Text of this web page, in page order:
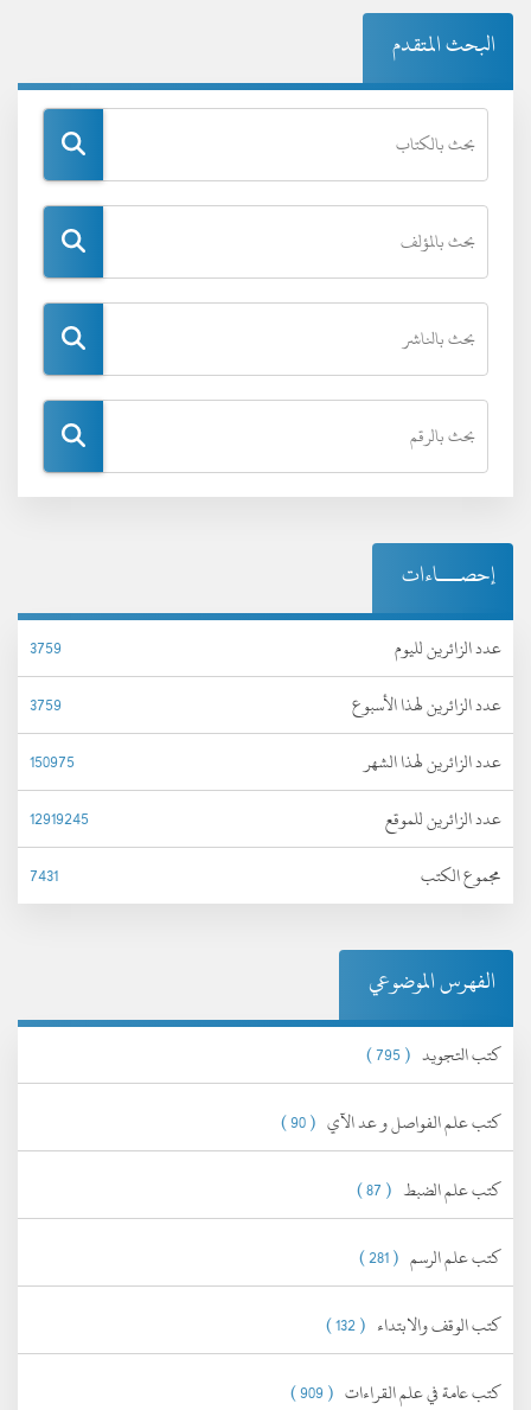
البحث المتقدم
إحصـــاءات
عدد الزائرين لليوم
3759
عدد الزائرين لهذا الأسبوع
3759
عدد الزائرين لهذا الشهر
150975
عدد الزائرين للموقع
12919245
مجموع الكتب
7431
الفهرس الموضوعي
كتب التجويد ( 795 )
كتب علم الفواصل و عد الآي ( 90 )
كتب علم الضبط ( 87 )
كتب علم الرسم ( 281 )
كتب الوقف والابتداء ( 132 )
كتب عامة في علم القراءات ( 909 )